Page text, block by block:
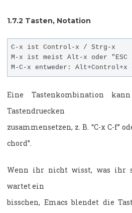
1.7.2 Tasten, Notation
C-x ist Control-x / Strg-x
M-x ist meist Alt-x oder
Eine Tastenkombination
Tastendruecken
zusammensetzen, z. B. “C-x C-f”
chord”.
Wenn ihr nicht wisst, was ihr
wartet ein
bisschen, Emacs blendet die